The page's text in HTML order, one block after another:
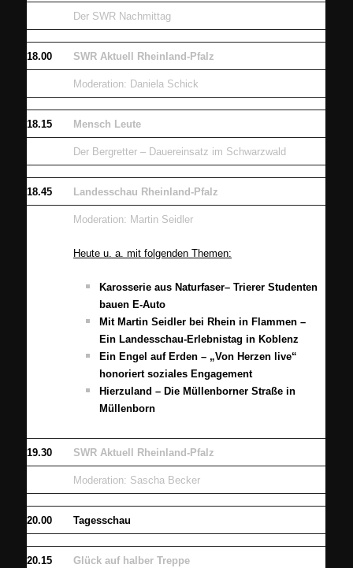
Der SWR Nachmittag
18.00 SWR Aktuell Rheinland-Pfalz
Moderation: Daniela Schick
18.15 Mensch Leute
Der Bergretter – Dauereinsatz im Schwarzwald
18.45 Landesschau Rheinland-Pfalz
Moderation: Martin Seidler
Heute u. a. mit folgenden Themen:
Karosserie aus Naturfaser– Trierer Studenten
bauen E-Auto
Mit Martin Seidler bei Rhein in Flammen –
Ein Landesschau-Erlebnistag in Koblenz
Ein Engel auf Erden – „Von Herzen live“
honoriert soziales Engagement
Hierzuland – Die Müllenborner Straße in
Müllenborn
19.30 SWR Aktuell Rheinland-Pfalz
Moderation: Sascha Becker
20.00 Tagesschau
20.15 Glück auf halber Treppe